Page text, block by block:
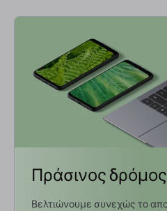
Πράσινος δρόμος
Βελτιώνουμε συνεχώς το